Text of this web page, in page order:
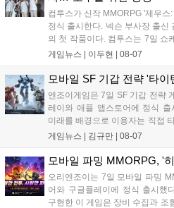
컴투스가 신작 MMORPG '제우스
정식 출시한다. 넥슨 부사장 출신
의 첫 작품이다. 컴투스는 7일 쇼
심 콘텐츠, 유료화 정책, 운영 방
의 오만으로 균열이...
게임뉴스 | 이두현 08-07
모바일 SF 기갑 전략 '타
엔조이게임은 7일 SF 기갑 전략
레이와 애플 앱스토어에 정식
미래를 배경으로 이용자는 직접
위한 전투를 펼친다. 지휘관 모집,
지원 보상을 제공한다. 상세 내용
게임뉴스 | 김규만 08-07
모바일 파밍 MMORPG, '
오리엔조이는 7일 모바일 파밍
어와 구글플레이에 정식 출시했
구현한 이 게임은 장비 수집과 조